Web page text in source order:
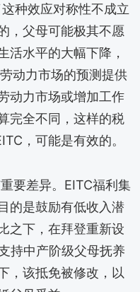
种效应对称性不成立
，父母可能极其不愿
活水平的大幅下降，
动力市场的预测提供
动力市场或增加工作
完全不同，这样的税
，可能是有效的。
要差异。EITC福利集
的是鼓励有低收入潜
之下，在拜登重新设
持中产阶级父母抚养
，该抵免被修改，以